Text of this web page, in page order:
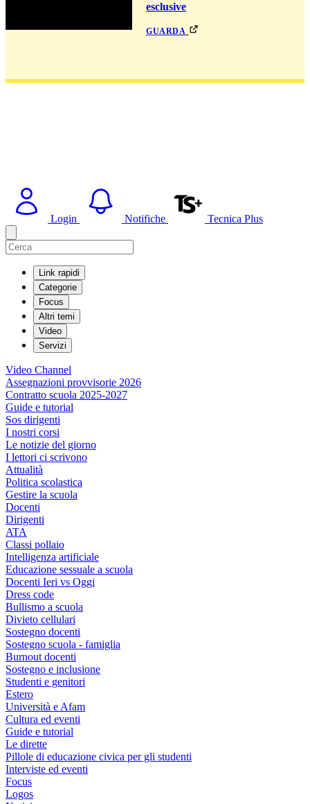
esclusive
guarda
Login Notifiche Tecnica Plus
Link rapidi
Categorie
Focus
Altri temi
Video
Servizi
Video Channel
Assegnazioni provvisorie 2026
Contratto scuola 2025-2027
Guide e tutorial
Sos dirigenti
I nostri corsi
Le notizie del giorno
I lettori ci scrivono
Attualità
Politica scolastica
Gestire la scuola
Docenti
Dirigenti
ATA
Classi pollaio
Intelligenza artificiale
Educazione sessuale a scuola
Docenti Ieri vs Oggi
Dress code
Bullismo a scuola
Divieto cellulari
Sostegno docenti
Sostegno scuola - famiglia
Burnout docenti
Sostegno e inclusione
Studenti e genitori
Estero
Università e Afam
Cultura ed eventi
Guide e tutorial
Le dirette
Pillole di educazione civica per gli studenti
Interviste ed eventi
Focus
Logos